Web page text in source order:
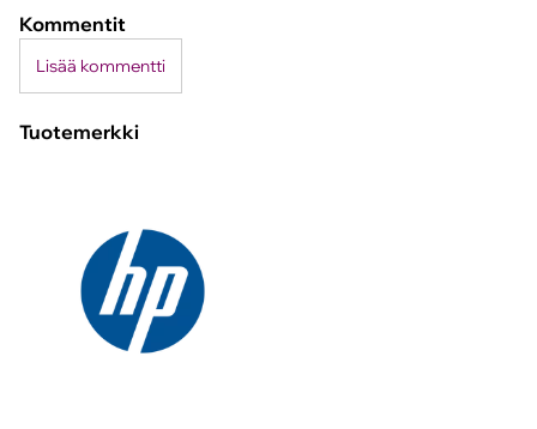
Kommentit
Lisää kommentti
Tuotemerkki